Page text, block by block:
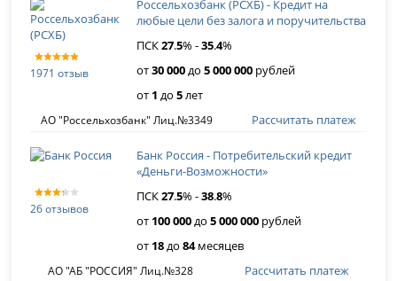
1971 отзыв
Россельхозбанк (РСХБ) - Кредит на
любые цели без залога и поручительства
ПСК27.5% -35.4%
от30 000до5 000 000 рублей
от 1 до5лет
АО "Россельхозбанк" Лиц.№3349 Рассчитать платеж
26 отзывов
Банк Россия - Потребительский кредит
«Деньги-Возможности»
ПСК27.5% -38.8%
от 100 000до5 000 000 рублей
от 18до84месяцев
АО "АБ "РОССИЯ" Лиц.№328 Рассчитать платеж